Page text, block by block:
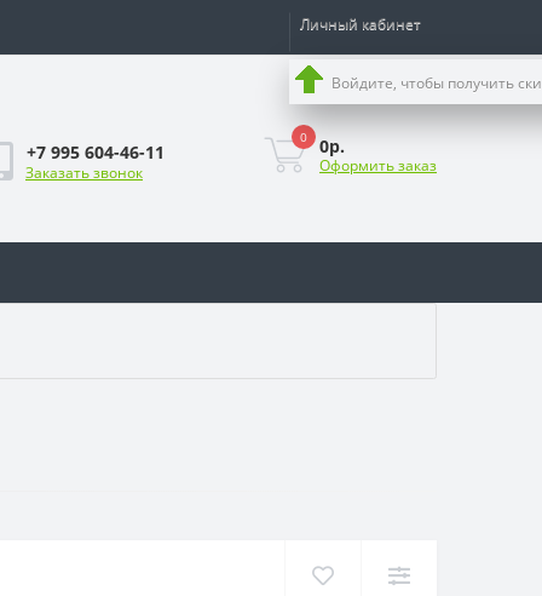
Личный кабинет
Войдите, чтобы получить
+7 995 604-46-11
Заказать звонок
0 0р.
Оформить заказ